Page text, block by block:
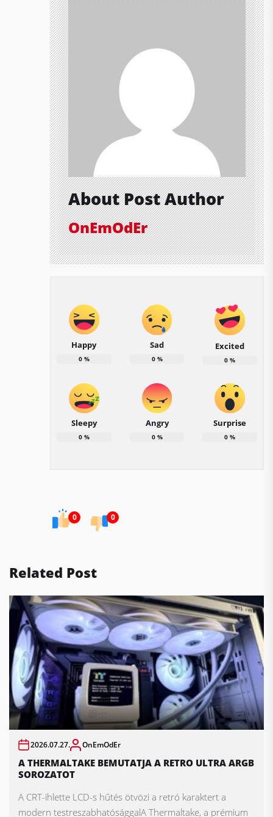
About Post Author
OnEmOdEr
Happy
0%
Sad
0%
Excited
0 %
Sleepy
0%
Angry
0%
Surprise
0 %
0 0
Related Post
2026.07.27. OnEmOdEr
A THERMALTAKE BEMUTATJA A RETRO ULTRA ARGB
SOROZATOT
A CRT-ihlette LCD-s hűtés ötvözi a retró karaktert a
modern testreszabhatósággalA Thermaltake, a prémium